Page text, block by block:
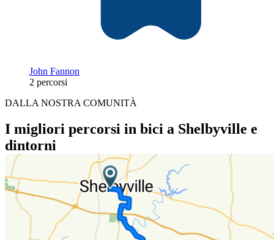
John Fannon
2 percorsi
DALLA NOSTRA COMUNITÀ
I migliori percorsi in bici a Shelbyville e
dintorni